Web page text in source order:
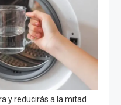
y reducirás a la mitad